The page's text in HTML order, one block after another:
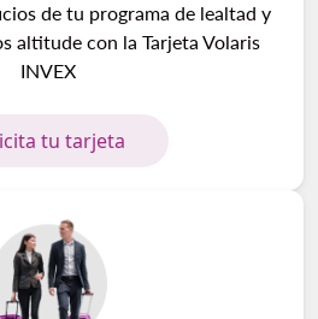
de tu programa de lealtad y
altitude con la Tarjeta Volaris
INVEX
tu tarjeta